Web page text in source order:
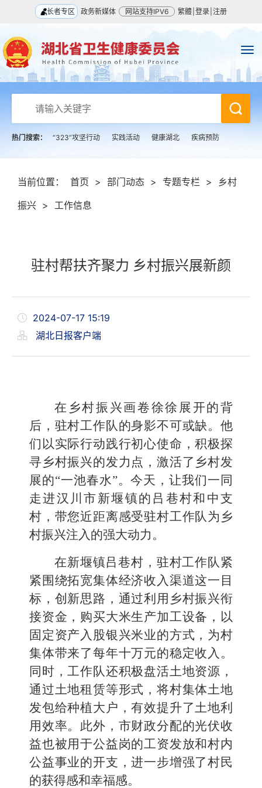
长者专区 政务新媒体 网站支持IPV6 繁體 登录 注册
热门搜索： “323”攻坚行动 实践活动 健康湖北 疾病预防
当前位置： 首页 > 部门动态 > 专题专栏 >
乡村
振兴 > 工作信息
驻村帮扶齐聚力 乡村振兴展新颜
2024-07-17 15:19
湖北日报客户端
在乡村振兴画卷徐徐展开的背
后，驻村工作队的身影不可或缺。他
们以实际行动践行初心使命，积极探
寻乡村振兴的发力点，激活了乡村发
展的“一池春水”。今天，让我们一同
走进汉川市新堰镇的吕巷村和中支
村，带您近距离感受驻村工作队为乡
村振兴注入的强大动力。
在新堰镇吕巷村，驻村工作队紧
紧围绕拓宽集体经济收入渠道这一目
标，创新思路，通过利用乡村振兴衔
接资金，购买大米生产加工设备，以
固定资产入股银兴米业的方式，为村
集体带来了每年十万元的稳定收入。
同时，工作队还积极盘活土地资源，
通过土地租赁等形式，将村集体土地
发包给种植大户，有效提升了土地利
用效率。此外，市财政分配的光伏收
益也被用于公益岗的工资发放和村内
公益事业的开支，进一步增强了村民
的获得感和幸福感。